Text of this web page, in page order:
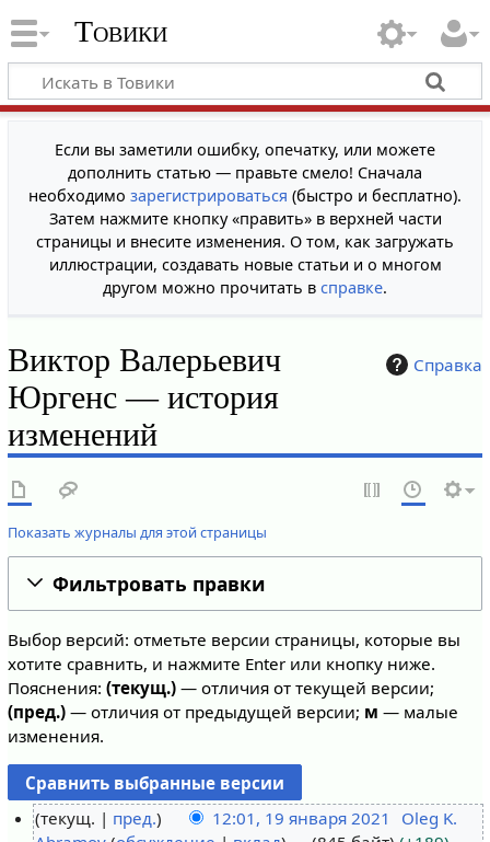
Товики
Если вы заметили ошибку, опечатку, или можете
дополнить статью — правьте смело! Сначала
необходимо зарегистрироваться (быстро и бесплатно).
Затем нажмите кнопку «править» в верхней части
страницы и внесите изменения. О том, как загружать
иллюстрации, создавать новые статьи и о многом
другом можно прочитать в справке.
Справка
Виктор Валерьевич
Юргенс — история
изменений
Показать журналы для этой страницы
Фильтровать правки
Выбор версий: отметьте версии страницы, которые вы
хотите сравнить, и нажмите Enter или кнопку ниже.
Пояснения: (текущ.)— отличия от текущей версии;
(пред.)— отличия от предыдущей версии; м — малые
изменения.
текущ. пред. 12:01, 19 января 2021
Oleg K.